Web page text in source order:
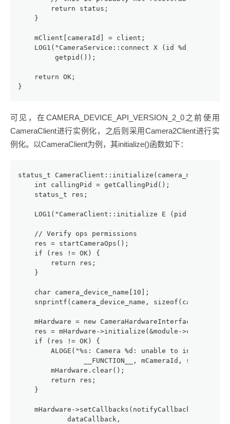
        return status;
    }
    mClient[cameraId] = client;
LOG1("CameraService::connect X (id %d, this
         getpid());
    return OK;
}
可见，在CAMERA_DEVICE_API_VERSION_2_0之前使用
CameraClient进行实例化，之后则采用Camera2Client进行实
例化。以CameraClient为例，其initialize()函数如下：
status_t CameraClient::initialize(camera_module_t
    int callingPid = getCallingPid();
    status_t res;
LOG1("CameraClient::initialize E (pid %d, id
    // Verify ops permissions
    res = startCameraOps();
    if (res != OK) {
        return res;
    }
    char camera_device_name[10];
snprintf(camera_device_name,
mHardware = new
    res = mHardware->initialize(&module->common);
    if (res != OK) {
ALOGE("%s: Camera %d: unable to initialize
__FUNCTION__, mCameraId, strerror(-
        mHardware.clear();
        return res;
    }
    mHardware->setCallbacks(notifyCallback,
            dataCallback,